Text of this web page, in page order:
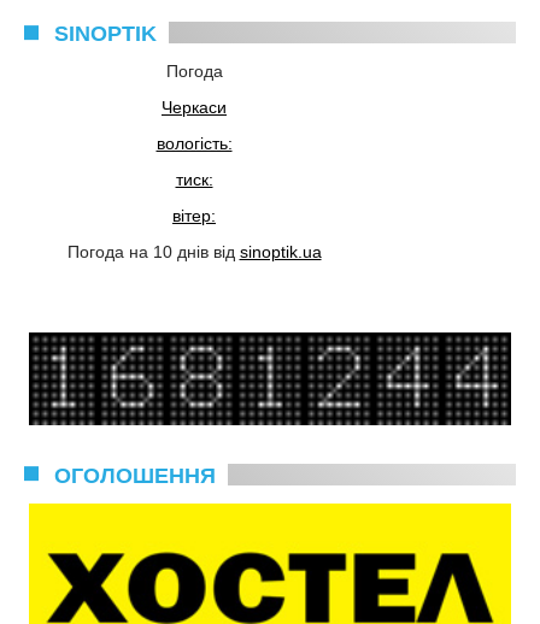
SINOPTIK
Погода
Черкаси
вологість:
тиск:
вітер:
Погода на 10 днів від sinoptik.ua
ОГОЛОШЕННЯ